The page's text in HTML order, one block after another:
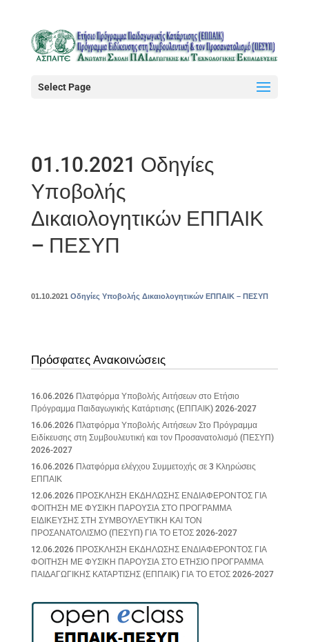
Select Page
01.10.2021 Οδηγίες
Υποβολής
Δικαιολογητικών ΕΠΠΑΙΚ
– ΠΕΣΥΠ
01.10.2021 Οδηγίες Υποβολής Δικαιολογητικών ΕΠΠΑΙΚ – ΠΕΣΥΠ
Πρόσφατες Ανακοινώσεις
16.06.2026 Πλατφόρμα Υποβολής Αιτήσεων στο Ετήσιο
Πρόγραμμα Παιδαγωγικής Κατάρτισης (ΕΠΠΑΙΚ) 2026-2027
16.06.2026 Πλατφόρμα Υποβολής Αιτήσεων Στο Πρόγραμμα
Ειδίκευσης στη Συμβουλευτική και τον Προσανατολισμό (ΠΕΣΥΠ)
2026-2027
16.06.2026 Πλατφόρμα ελέγχου Συμμετοχής σε 3 Κληρώσεις
ΕΠΠΑΙΚ
12.06.2026 ΠΡΟΣΚΛΗΣΗ ΕΚΔΗΛΩΣΗΣ ΕΝΔΙΑΦΕΡΟΝΤΟΣ ΓΙΑ
ΦΟΙΤΗΣΗ ΜΕ ΦΥΣΙΚΗ ΠΑΡΟΥΣΙΑ ΣΤΟ ΠΡΟΓΡΑΜΜΑ
ΕΙΔΙΚΕΥΣΗΣ ΣΤΗ ΣΥΜΒΟΥΛΕΥΤΙΚΗ ΚΑΙ ΤΟΝ
ΠΡΟΣΑΝΑΤΟΛΙΣΜΟ (ΠΕΣΥΠ) ΓΙΑ ΤΟ ΕΤΟΣ 2026-2027
12.06.2026 ΠΡΟΣΚΛΗΣΗ ΕΚΔΗΛΩΣΗΣ ΕΝΔΙΑΦΕΡΟΝΤΟΣ ΓΙΑ
ΦΟΙΤΗΣΗ ΜΕ ΦΥΣΙΚΗ ΠΑΡΟΥΣΙΑ ΣΤΟ ΕΤΗΣΙΟ ΠΡΟΓΡΑΜΜΑ
ΠΑΙΔΑΓΩΓΙΚΗΣ ΚΑΤΑΡΤΙΣΗΣ (ΕΠΠΑΙΚ) ΓΙΑ ΤΟ ΕΤΟΣ 2026-2027